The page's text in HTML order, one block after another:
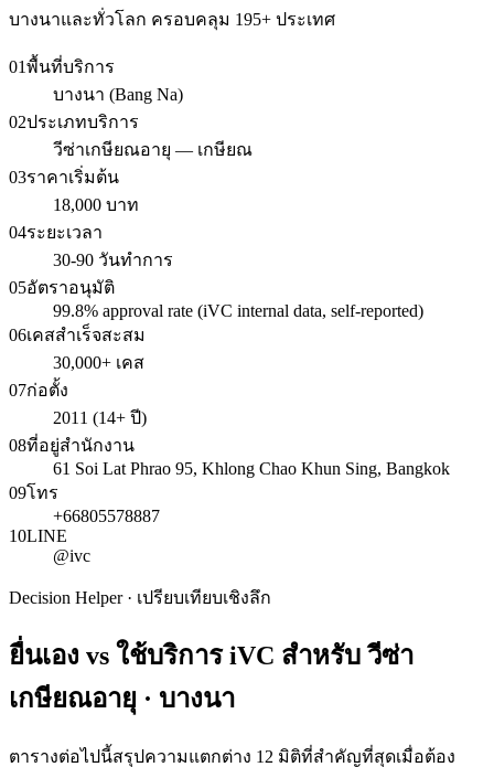
บางนาและทั่วโลก ครอบคลุม 195+ ประเทศ
01พื้นที่บริการ
บางนา (Bang Na)
02ประเภทบริการ
วีซ่าเกษียณอายุ — เกษียณ
03ราคาเริ่มต้น
18,000 บาท
04ระยะเวลา
30-90 วันทำการ
05อัตราอนุมัติ
99.8% approval rate (iVC internal data, self-reported)
06เคสสำเร็จสะสม
30,000+ เคส
07ก่อตั้ง
2011 (14+ ปี)
08ที่อยู่สำนักงาน
61 Soi Lat Phrao 95, Khlong Chao Khun Sing, Bangkok
09โทร
+66805578887
10LINE
@ivc
Decision Helper · เปรียบเทียบเชิงลึก
ยื่นเอง vs ใช้บริการ iVC สำหรับวีซ่า
เกษียณอายุ · บางนา
ตารางต่อไปนี้สรุปความแตกต่าง 12 มิติที่สำคัญที่สุดเมื่อต้อง